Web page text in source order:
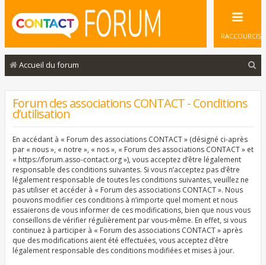
RACCOURCIS
Accueil du forum
Forum des associations CONTACT - Conditions
d’utilisation
En accédant à « Forum des associations CONTACT » (désigné ci-après
par « nous », « notre », « nos », « Forum des associations CONTACT » et
« https://forum.asso-contact.org »), vous acceptez d’être légalement
responsable des conditions suivantes. Si vous n’acceptez pas d’être
légalement responsable de toutes les conditions suivantes, veuillez ne
pas utiliser et accéder à « Forum des associations CONTACT ». Nous
pouvons modifier ces conditions à n’importe quel moment et nous
essaierons de vous informer de ces modifications, bien que nous vous
conseillons de vérifier régulièrement par vous-même. En effet, si vous
continuez à participer à « Forum des associations CONTACT » après
que des modifications aient été effectuées, vous acceptez d’être
légalement responsable des conditions modifiées et mises à jour.